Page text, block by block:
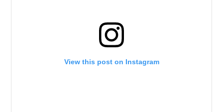
View this post on Instagram